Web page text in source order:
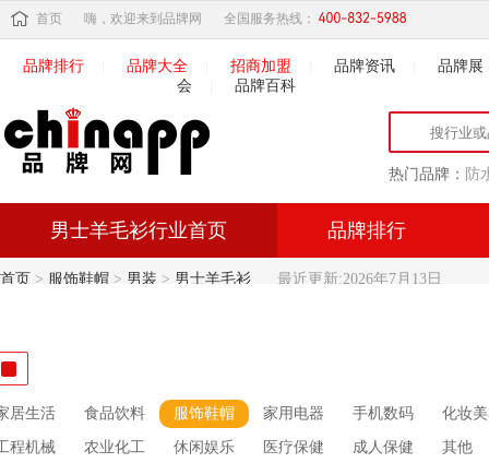
首页 嗨，欢迎来到品牌网 全国服务热线：
品牌排行 品牌大全 招商加盟 品牌资讯
品牌展
会
品牌百科
热门品牌： 防
男士羊毛衫行业首页 品牌排行
首页 > 服饰鞋帽 > 男装 > 男士羊毛衫 最近更新:2026年7月13日
居生活 食品饮料 服饰鞋帽 家用电器 手机数码 化妆
程机械 农业化工 休闲娱乐 医疗保健 成人保健 其他